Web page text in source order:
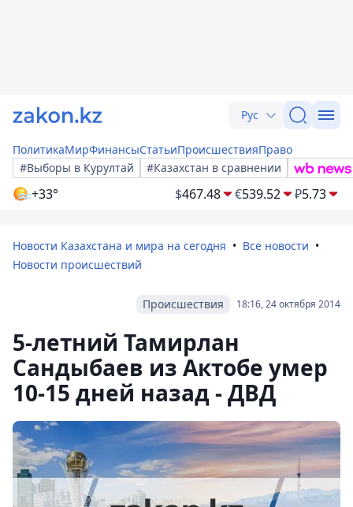
Рус
ПолитикаМирФинансыСтатьиПроисшествияПраво
#Выборы в Курултай
#Казахстан в сравнении
+33° $467.48 €539.52 ₽5.73
Новости Казахстана и мира на сегодня
Все новости
Новости происшествий
18:16, 24 октября 2014
Происшествия
5-летний Тамирлан
Сандыбаев из Актобе умер
10-15 дней назад - ДВД